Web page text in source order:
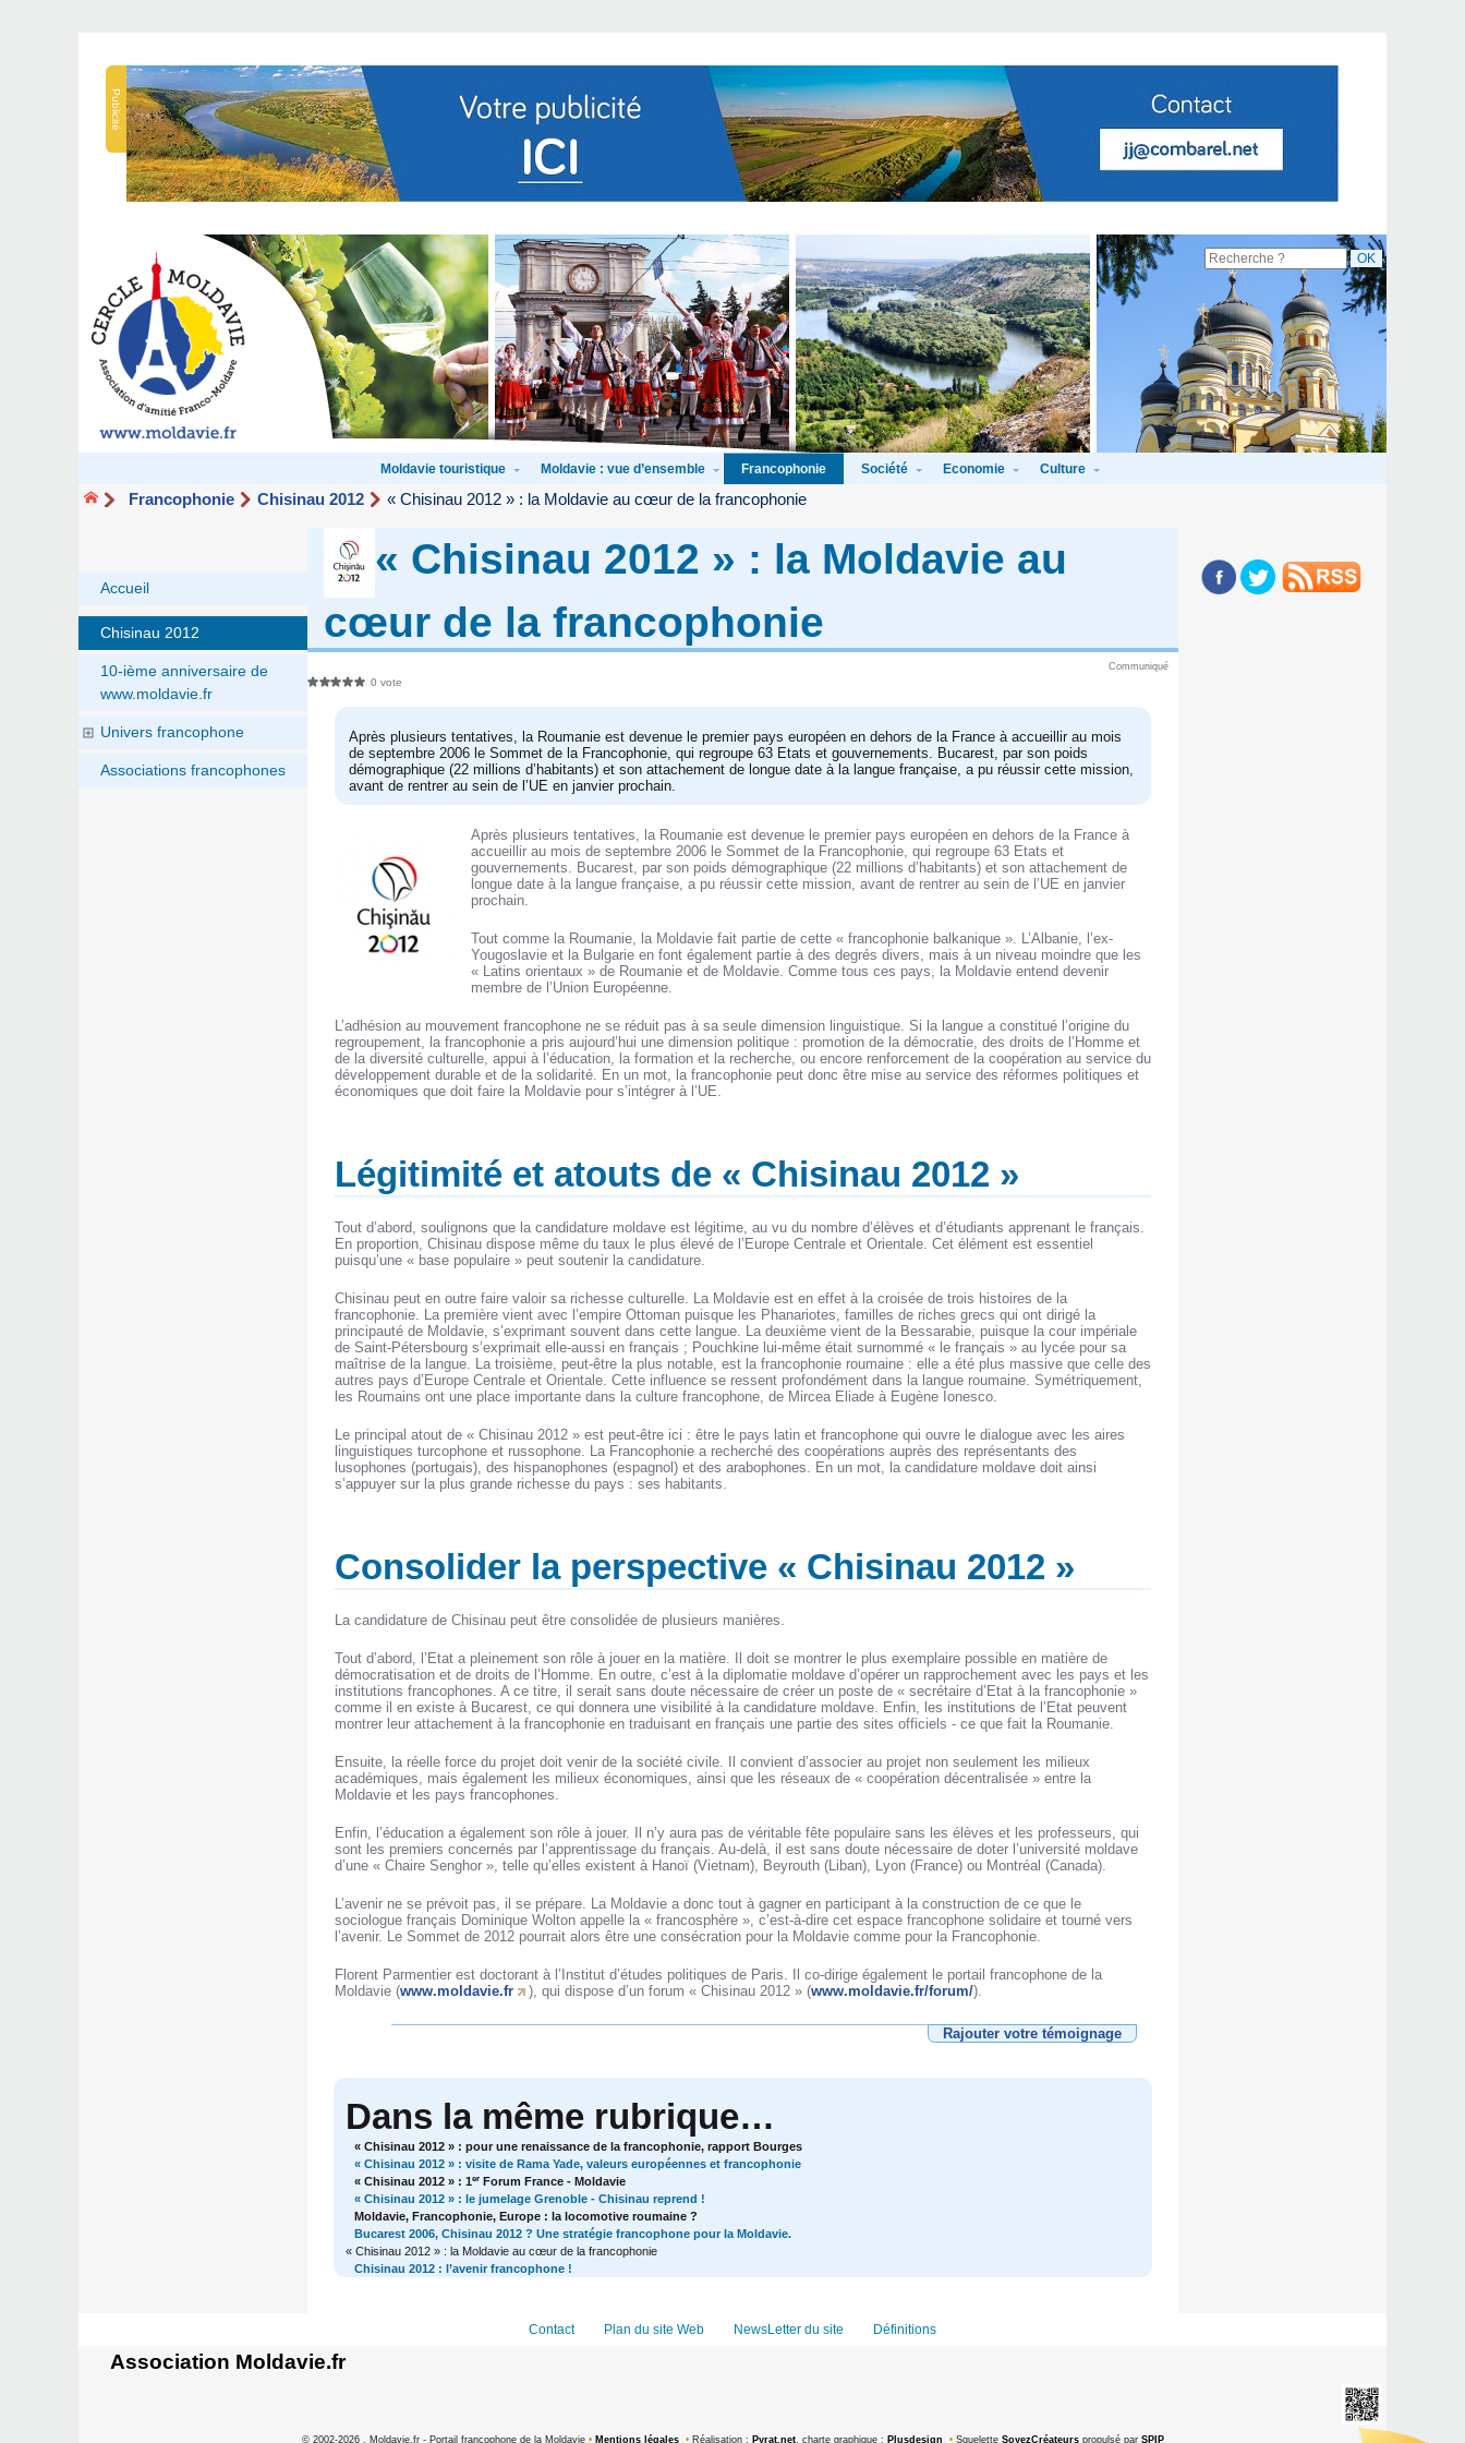
Publicité
Moldavie touristique Moldavie : vue d’ensemble Francophonie Société Economie Culture
Francophonie Chisinau 2012 « Chisinau 2012 » : la Moldavie au cœur de la francophonie
« Chisinau 2012 » : la Moldavie au
cœur de la francophonie
Communiqué
0 vote
Après plusieurs tentatives, la Roumanie est devenue le premier pays européen en dehors de la France à accueillir au mois
de septembre 2006 le Sommet de la Francophonie, qui regroupe 63 Etats et gouvernements. Bucarest, par son poids
démographique (22 millions d’habitants) et son attachement de longue date à la langue française, a pu réussir cette mission,
avant de rentrer au sein de l’UE en janvier prochain.
Après plusieurs tentatives, la Roumanie est devenue le premier pays européen en dehors de la France à
accueillir au mois de septembre 2006 le Sommet de la Francophonie, qui regroupe 63 Etats et
gouvernements. Bucarest, par son poids démographique (22 millions d’habitants) et son attachement de
longue date à la langue française, a pu réussir cette mission, avant de rentrer au sein de l’UE en janvier
prochain.
Tout comme la Roumanie, la Moldavie fait partie de cette « francophonie balkanique ». L’Albanie, l’ex-
Yougoslavie et la Bulgarie en font également partie à des degrés divers, mais à un niveau moindre que les
« Latins orientaux » de Roumanie et de Moldavie. Comme tous ces pays, la Moldavie entend devenir
membre de l’Union Européenne.
L’adhésion au mouvement francophone ne se réduit pas à sa seule dimension linguistique. Si la langue a constitué l’origine du
regroupement, la francophonie a pris aujourd’hui une dimension politique : promotion de la démocratie, des droits de l’Homme et
de la diversité culturelle, appui à l’éducation, la formation et la recherche, ou encore renforcement de la coopération au service du
développement durable et de la solidarité. En un mot, la francophonie peut donc être mise au service des réformes politiques et
économiques que doit faire la Moldavie pour s’intégrer à l’UE.
Légitimité et atouts de « Chisinau 2012 »
Tout d’abord, soulignons que la candidature moldave est légitime, au vu du nombre d’élèves et d’étudiants apprenant le français.
En proportion, Chisinau dispose même du taux le plus élevé de l’Europe Centrale et Orientale. Cet élément est essentiel
puisqu’une « base populaire » peut soutenir la candidature.
Chisinau peut en outre faire valoir sa richesse culturelle. La Moldavie est en effet à la croisée de trois histoires de la
francophonie. La première vient avec l’empire Ottoman puisque les Phanariotes, familles de riches grecs qui ont dirigé la
principauté de Moldavie, s’exprimant souvent dans cette langue. La deuxième vient de la Bessarabie, puisque la cour impériale
de Saint-Pétersbourg s’exprimait elle-aussi en français ; Pouchkine lui-même était surnommé « le français » au lycée pour sa
maîtrise de la langue. La troisième, peut-être la plus notable, est la francophonie roumaine : elle a été plus massive que celle des
autres pays d’Europe Centrale et Orientale. Cette influence se ressent profondément dans la langue roumaine. Symétriquement,
les Roumains ont une place importante dans la culture francophone, de Mircea Eliade à Eugène Ionesco.
Le principal atout de « Chisinau 2012 » est peut-être ici : être le pays latin et francophone qui ouvre le dialogue avec les aires
linguistiques turcophone et russophone. La Francophonie a recherché des coopérations auprès des représentants des
lusophones (portugais), des hispanophones (espagnol) et des arabophones. En un mot, la candidature moldave doit ainsi
s’appuyer sur la plus grande richesse du pays : ses habitants.
Consolider la perspective « Chisinau 2012 »
La candidature de Chisinau peut être consolidée de plusieurs manières.
Tout d’abord, l’Etat a pleinement son rôle à jouer en la matière. Il doit se montrer le plus exemplaire possible en matière de
démocratisation et de droits de l’Homme. En outre, c’est à la diplomatie moldave d’opérer un rapprochement avec les pays et les
institutions francophones. A ce titre, il serait sans doute nécessaire de créer un poste de « secrétaire d’Etat à la francophonie »
comme il en existe à Bucarest, ce qui donnera une visibilité à la candidature moldave. Enfin, les institutions de l’Etat peuvent
montrer leur attachement à la francophonie en traduisant en français une partie des sites officiels - ce que fait la Roumanie.
Ensuite, la réelle force du projet doit venir de la société civile. Il convient d’associer au projet non seulement les milieux
académiques, mais également les milieux économiques, ainsi que les réseaux de « coopération décentralisée » entre la
Moldavie et les pays francophones.
Enfin, l’éducation a également son rôle à jouer. Il n’y aura pas de véritable fête populaire sans les élèves et les professeurs, qui
sont les premiers concernés par l’apprentissage du français. Au-delà, il est sans doute nécessaire de doter l’université moldave
d’une « Chaire Senghor », telle qu’elles existent à Hanoï (Vietnam), Beyrouth (Liban), Lyon (France) ou Montréal (Canada).
L’avenir ne se prévoit pas, il se prépare. La Moldavie a donc tout à gagner en participant à la construction de ce que le
sociologue français Dominique Wolton appelle la « francosphère », c’est-à-dire cet espace francophone solidaire et tourné vers
l’avenir. Le Sommet de 2012 pourrait alors être une consécration pour la Moldavie comme pour la Francophonie.
Florent Parmentier est doctorant à l’Institut d’études politiques de Paris. Il co-dirige également le portail francophone de la
Moldavie (www.moldavie.fr ), qui dispose d’un forum « Chisinau 2012 » (www.moldavie.fr/forum/).
Rajouter votre témoignage
Dans la même rubrique…
« Chisinau 2012 » : pour une renaissance de la francophonie, rapport Bourges
« Chisinau 2012 » : visite de Rama Yade, valeurs européennes et francophonie
« Chisinau 2012 » : 1er Forum France - Moldavie
« Chisinau 2012 » : le jumelage Grenoble - Chisinau reprend !
Moldavie, Francophonie, Europe : la locomotive roumaine ?
Bucarest 2006, Chisinau 2012 ? Une stratégie francophone pour la Moldavie.
« Chisinau 2012 » : la Moldavie au cœur de la francophonie
Chisinau 2012 : l’avenir francophone !
Accueil
Chisinau 2012
10-ième anniversaire de
www.moldavie.fr
Univers francophone
Associations francophones
Contact Plan du site Web NewsLetter du site Définitions
Association Moldavie.fr
©2002-2026 , Moldavie.fr - Portail francophone de la Moldavie • Mentions légales • Réalisation : Pyrat.net, charte graphique : Plusdesign •Squelette SoyezCréateurspropulsé par SPIP